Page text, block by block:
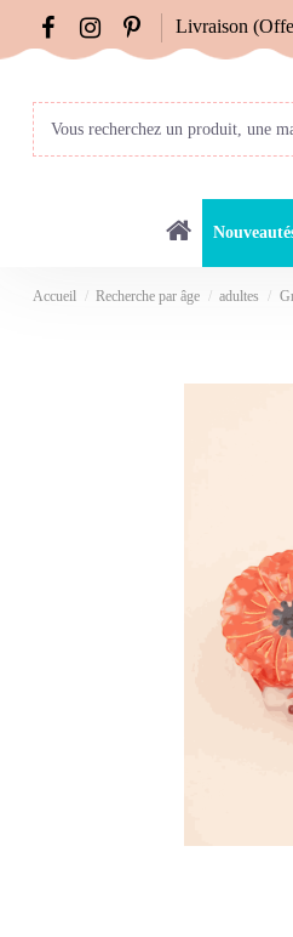
Livraison
Accueil Recherche par âge adultes